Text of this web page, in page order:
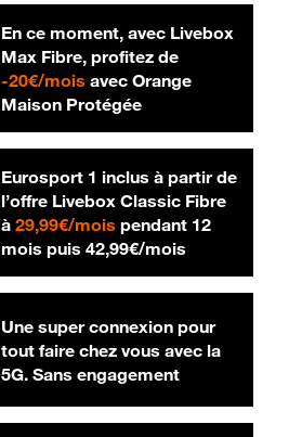
En ce moment, avec Livebox
Max Fibre, profitez de
-20€/mois20 € par mois
avec Orange
Maison Protégée
Eurosport 1 inclus à partir de
l’offre Livebox Classic Fibre
à 29,99€/mois29,99 € par mois
pendant 12
mois puis 42,99€/mois42,99 € par
Une super connexion pour
tout faire chez vous avec la
5G. Sans engagement